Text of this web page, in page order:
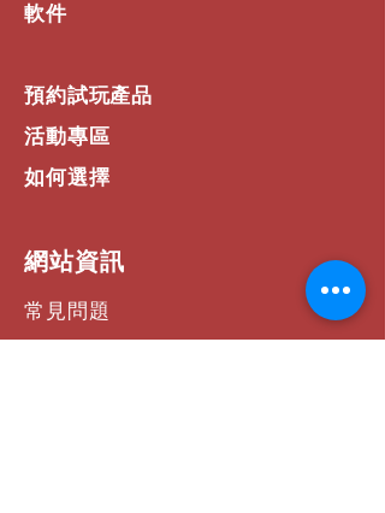
軟件
預約試玩產品
活動專區
如何選擇
​網站資訊
常見問題